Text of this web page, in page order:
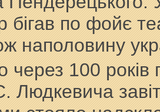
бігав по фойє
наполовину
через 100
Людкевича